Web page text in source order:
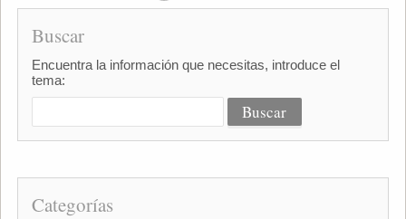
Buscar
Encuentra la información que necesitas, introduce el
tema:
Categorías